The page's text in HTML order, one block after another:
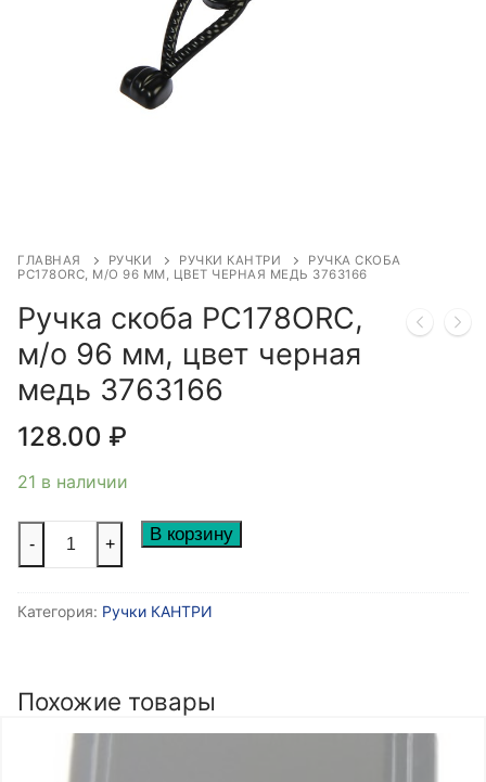
ГЛАВНАЯ РУЧКИ РУЧКИ КАНТРИ
РУЧКА СКОБА
РС178ORC, М/О 96 ММ, ЦВЕТ ЧЕРНАЯ МЕДЬ 3763166
Ручка скоба РС178ORC,
м/о 96 мм, цвет черная
медь 3763166
128.00 ₽
21 в наличии
Количество
скоба
о
- + В корзину
Категория: Ручки КАНТРИ
Похожие товары